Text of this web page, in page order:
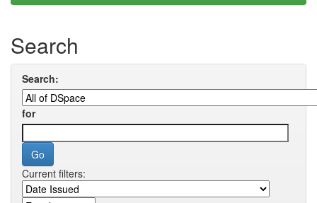
Search
Search:
for
Current filters: